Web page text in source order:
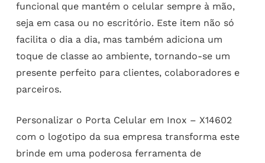
funcional que mantém o celular sempre à mão,
seja em casa ou no escritório. Este item não só
facilita o dia a dia, mas também adiciona um
toque de classe ao ambiente, tornando-se um
presente perfeito para clientes, colaboradores e
parceiros.
Personalizar o Porta Celular em Inox – X14602
com o logotipo da sua empresa transforma este
brinde em uma poderosa ferramenta de